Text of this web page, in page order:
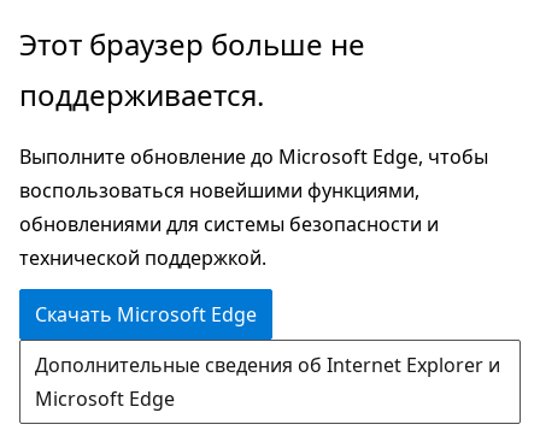
Пропустить
перейти
основному
содержимому
Этот браузер больше не
поддерживается.
Выполните обновление до Microsoft Edge, чтобы
воспользоваться новейшими функциями,
обновлениями для системы безопасности и
технической поддержкой.
Скачать Microsoft Edge
Дополнительные сведения об Internet Explorer и
Microsoft Edge